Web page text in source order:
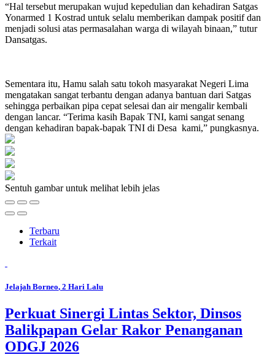
“Hal tersebut merupakan wujud kepedulian dan kehadiran Satgas
Yonarmed 1 Kostrad untuk selalu memberikan dampak positif dan
menjadi solusi atas permasalahan warga di wilayah binaan,” tutur
Dansatgas.
Sementara itu, Hamu salah satu tokoh masyarakat Negeri Lima
mengatakan sangat terbantu dengan adanya bantuan dari Satgas
sehingga perbaikan pipa cepat selesai dan air mengalir kembali
dengan lancar. “Terima kasih Bapak TNI, kami sangat senang
dengan kehadiran bapak-bapak TNI di Desa kami,” pungkasnya.
Sentuh gambar untuk melihat lebih jelas
Terbaru
Terkait
Jelajah Borneo, 2 Hari Lalu
Perkuat Sinergi Lintas Sektor, Dinsos
Balikpapan Gelar Rakor Penanganan
ODGJ 2026